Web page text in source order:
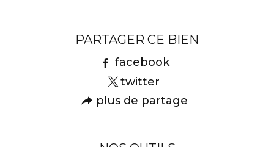
PARTAGER CE BIEN
facebook
twitter
plus de partage